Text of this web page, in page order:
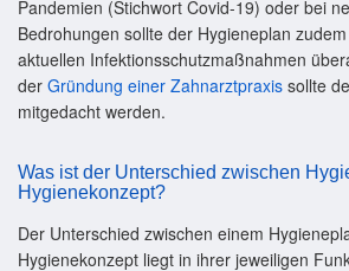
Pandemien (Stichwort Covid-19) oder bei
Bedrohungen sollte der Hygieneplan
aktuellen Infektionsschutzmaßnahmen
der Gründung einer Zahnarztpraxis sollte
mitgedacht werden.
Was ist der Unterschied zwischen
Hygienekonzept?
Der Unterschied zwischen einem
Hygienekonzept liegt in ihrer jeweiligen